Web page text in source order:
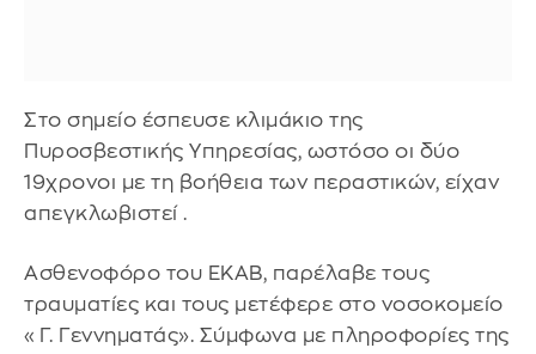
Στο σημείο έσπευσε κλιμάκιο της
Πυροσβεστικής Υπηρεσίας, ωστόσο οι δύο
19χρονοι με τη βοήθεια των περαστικών, είχαν
απεγκλωβιστεί .
Ασθενοφόρο του ΕΚΑΒ, παρέλαβε τους
τραυματίες και τους μετέφερε στο νοσοκομείο
«Γ. Γεννηματάς». Σύμφωνα με πληροφορίες της